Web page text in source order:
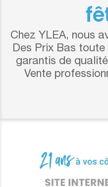
Chez YLEA, nous
Des Prix Bas toute
garantis de
Vente